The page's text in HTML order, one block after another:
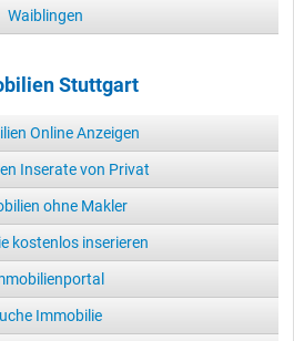
Waiblingen
Stuttgart
Online Anzeigen
Inserate von Privat
ohne Makler
kostenlos inserieren
Immobilie